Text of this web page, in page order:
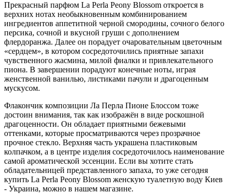
Прекрасный парфюм La Perla Peony Blossom откроется в
верхних нотах необыкновенным комбинированием
ингредиентов аппетитной черной смородины, сочного белого
персика, сочной и вкусной груши с дополнением
флердоранжа. Далее он порадует очаровательным цветочным
«сердцем», в котором сосредоточились приятные запахи
чувственного жасмина, милой фиалки и привлекательного
пиона. В завершении порадуют конечные ноты, играя
женственной ванилью, листиками пачули и драгоценным
мускусом.
Флакончик композиции Ла Перла Пионе Блоссом тоже
достоин внимания, так как изображён в виде роскошной
драгоценности. Он обладает приятными бежевыми
оттенками, которые просматриваются через прозрачное
прочное стекло. Верхняя часть украшена пластиковым
колпачком, а в центре изделия сосредоточилось наименование
самой ароматической эссенции. Если вы хотите стать
обладательницей представленного запаха, то уже сегодня
купить La Perla Peony Blossom женскую туалетную воду Киев
- Украина, можно в нашем магазине.